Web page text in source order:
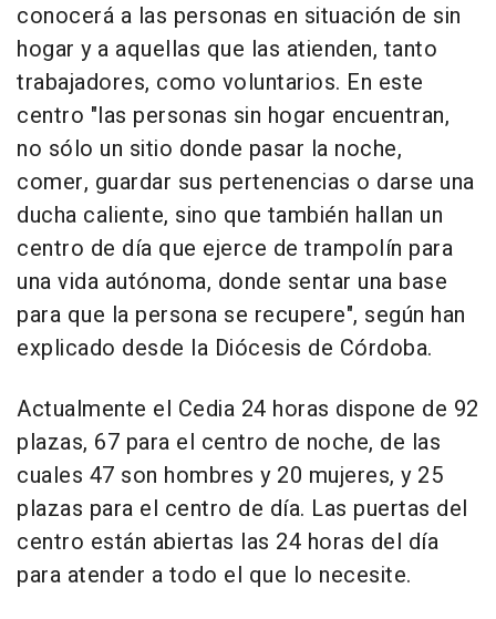
conocerá a las personas en situación de sin
hogar y a aquellas que las atienden, tanto
trabajadores, como voluntarios. En este
centro "las personas sin hogar encuentran,
no sólo un sitio donde pasar la noche,
comer, guardar sus pertenencias o darse una
ducha caliente, sino que también hallan un
centro de día que ejerce de trampolín para
una vida autónoma, donde sentar una base
para que la persona se recupere", según han
explicado desde la Diócesis de Córdoba.
Actualmente el Cedia 24 horas dispone de 92
plazas, 67 para el centro de noche, de las
cuales 47 son hombres y 20 mujeres, y 25
plazas para el centro de día. Las puertas del
centro están abiertas las 24 horas del día
para atender a todo el que lo necesite.